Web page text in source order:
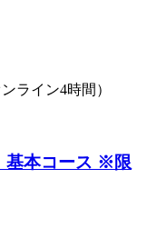
ライン4時間）
基本コース ※限